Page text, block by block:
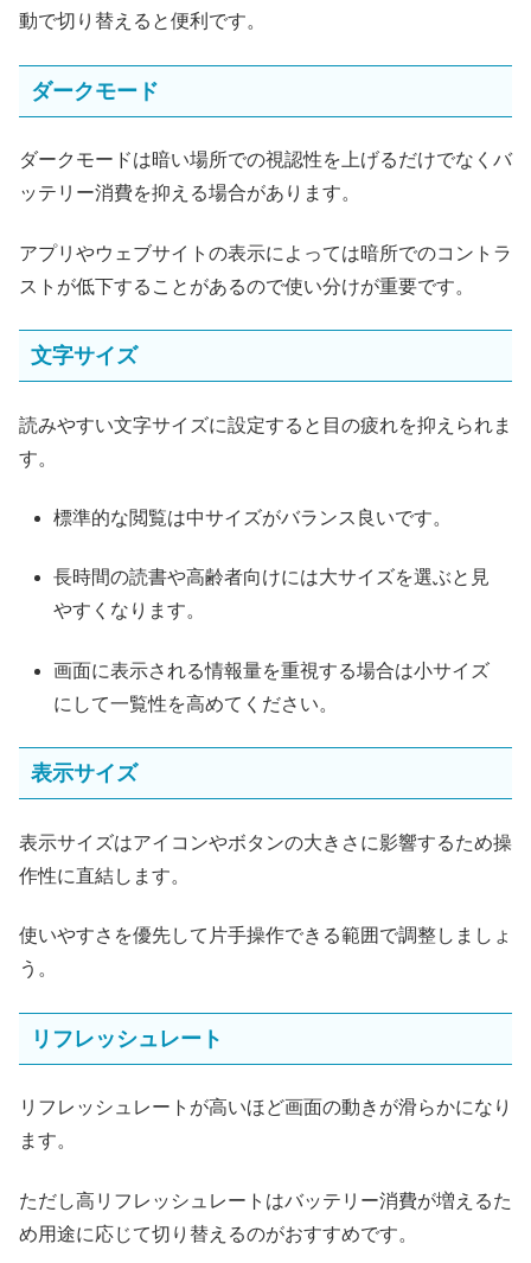
動で切り替えると便利です。
ダークモード
ダークモードは暗い場所での視認性を上げるだけでなくバ
ッテリー消費を抑える場合があります。
アプリやウェブサイトの表示によっては暗所でのコントラ
ストが低下することがあるので使い分けが重要です。
文字サイズ
読みやすい文字サイズに設定すると目の疲れを抑えられま
す。
標準的な閲覧は中サイズがバランス良いです。
長時間の読書や高齢者向けには大サイズを選ぶと見
やすくなります。
画面に表示される情報量を重視する場合は小サイズ
にして一覧性を高めてください。
表示サイズ
表示サイズはアイコンやボタンの大きさに影響するため操
作性に直結します。
使いやすさを優先して片手操作できる範囲で調整しましょ
う。
リフレッシュレート
リフレッシュレートが高いほど画面の動きが滑らかになり
ます。
ただし高リフレッシュレートはバッテリー消費が増えるた
め用途に応じて切り替えるのがおすすめです。